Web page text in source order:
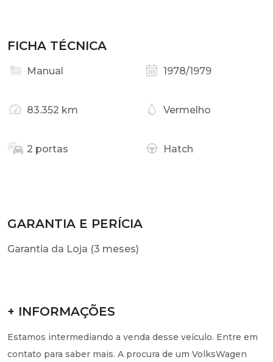
FICHA TÉCNICA
Manual 1978/1979
83.352 km Vermelho
2 portas Hatch
GARANTIA E PERÍCIA
Garantia da Loja (3 meses)
+ INFORMAÇÕES
Estamos intermediando a venda desse veículo. Entre em
contato para saber mais. A procura de um VolksWagen